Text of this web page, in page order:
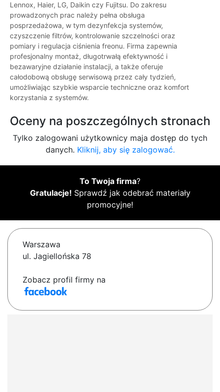
Lennox, Haier, LG, Daikin czy Fujitsu. Do zakresu
prowadzonych prac należy pełna obsługa
posprzedażowa, w tym dezynfekcja systemów,
czyszczenie filtrów, kontrolowanie szczelności oraz
pomiary i regulacja ciśnienia freonu. Firma zapewnia
profesjonalny montaż, długotrwałą efektywność i
bezawaryjne działanie instalacji, a także oferuje
całodobową obsługę serwisową przez cały tydzień,
umożliwiając szybkie wsparcie techniczne oraz komfort
korzystania z systemów.
Oceny na poszczególnych stronach
Tylko zalogowani użytkownicy maja dostęp do tych
danych. Kliknij, aby się zalogować.
To Twoja firma?
Gratulacje! Sprawdź jak odebrać materiały
promocyjne!
Warszawa
ul. Jagiellońska 78
Zobacz profil firmy na